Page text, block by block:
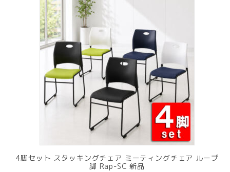
4脚セット スタッキングチェア ミーティングチェア ループ
脚 Rap-SC 新品